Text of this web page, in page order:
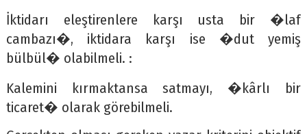
İktidarı eleştirenlere karşı usta bir �laf
cambazı�, iktidara karşı ise �dut yemiş
bülbül� olabilmeli. :
Kalemini kırmaktansa satmayı, �kârlı bir
ticaret� olarak görebilmeli.